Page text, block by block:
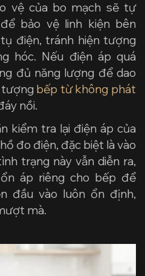
vệ của bo mạch sẽ tự
bảo vệ linh kiện bên
điện, tránh hiện tượng
hóc. Nếu điện áp quá
đủ năng lượng để dao
tượng bếp từ không phát
nồi.
kiểm tra lại điện áp của
đo điện, đặc biệt là vào
trạng này vẫn diễn ra,
áp riêng cho bếp để
đầu vào luôn ổn định,
mà.